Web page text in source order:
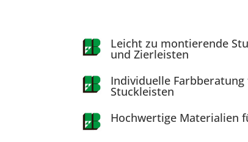
Leicht zu montierende
und Zierleisten
Individuelle
Stuckleisten
Hochwertige Materialien